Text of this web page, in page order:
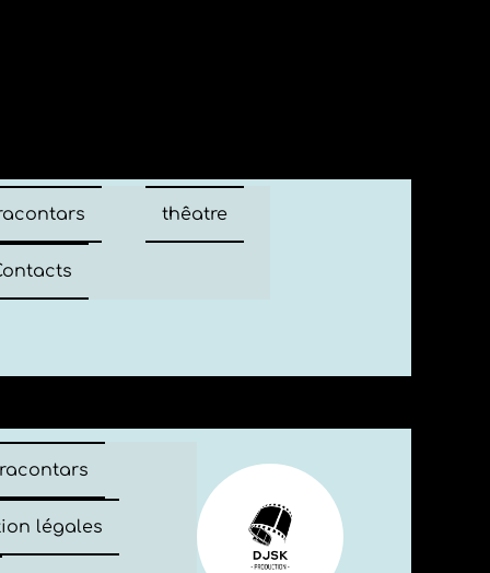
thêatre
légales